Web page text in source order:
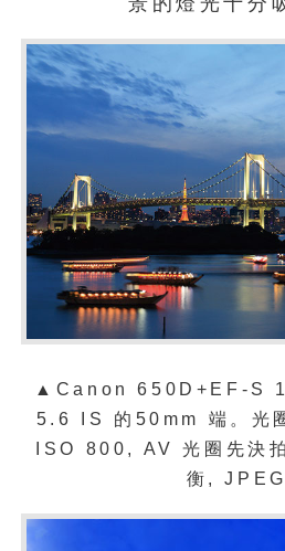
▲Canon 650D+EF-S
5.6 IS 的50mm 端。光
ISO 800, AV 光圈先決
衡, JPEG